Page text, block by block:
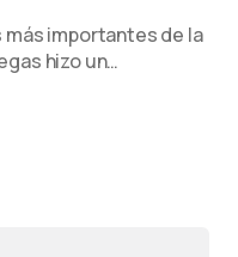
más importantes de la
hizo un…